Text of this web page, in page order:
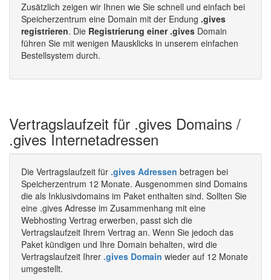
Zusätzlich zeigen wir Ihnen wie Sie schnell und einfach bei
Speicherzentrum eine Domain mit der Endung .gives
registrieren. Die Registrierung einer .gives Domain
führen Sie mit wenigen Mausklicks in unserem einfachen
Bestellsystem durch.
Vertragslaufzeit für .gives Domains /
.gives Internetadressen
Die Vertragslaufzeit für .gives Adressen betragen bei
Speicherzentrum 12 Monate. Ausgenommen sind Domains
die als Inklusivdomains im Paket enthalten sind. Sollten Sie
eine .gives Adresse im Zusammenhang mit eine
Webhosting Vertrag erwerben, passt sich die
Vertragslaufzeit Ihrem Vertrag an. Wenn Sie jedoch das
Paket kündigen und Ihre Domain behalten, wird die
Vertragslaufzeit Ihrer .gives Domain wieder auf 12 Monate
umgestellt.